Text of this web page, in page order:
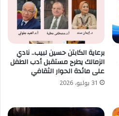
برعاية الكابتن حسين لبيب.. نادي
الزمالك يطرح مستقبل أدب الطفل
على مائدة الحوار الثقافي
31 يوليو، 2026